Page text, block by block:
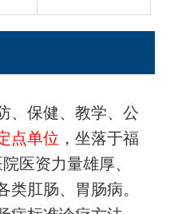
、保健、教学、公
点单位 ，坐落于福
医资力量雄厚、
肛肠、胃肠病。